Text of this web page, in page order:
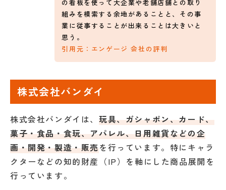
の看板を使って大企業や老舗店舗との取り
組みを模索する余地があることと、その事
業に従事することが出来ることは大きいと
思う。
引用元：エンゲージ 会社の評判
株式会社バンダイ
株式会社バンダイは、 玩具、ガシャポン、カード、
菓子・食品・食玩、アパレル、日用雑貨などの企
画・開発・製造・販売を行っています。特にキャラ
クターなどの知的財産（IP）を軸にした商品展開を
行っています。